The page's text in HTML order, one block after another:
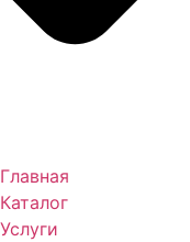
Главная
Каталог
Услуги